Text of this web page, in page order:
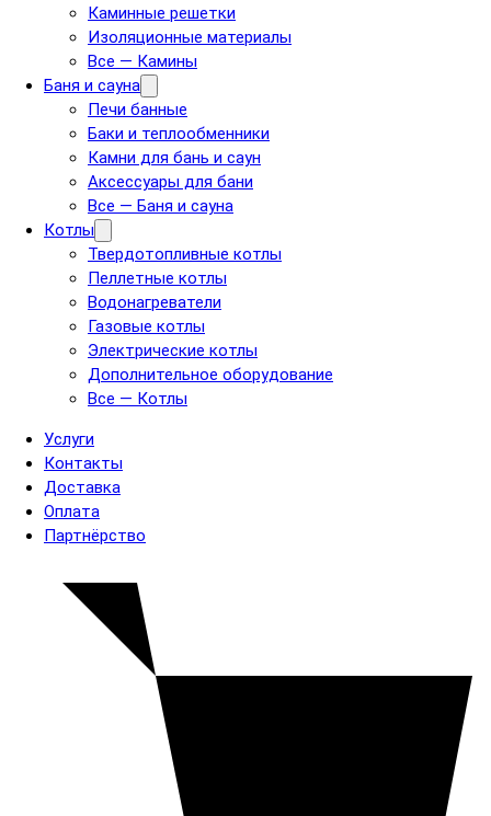
Каминные решетки
Изоляционные материалы
Все — Камины
Баня и сауна
Печи банные
Баки и теплообменники
Камни для бань и саун
Аксессуары для бани
Все — Баня и сауна
Котлы
Твердотопливные котлы
Пеллетные котлы
Водонагреватели
Газовые котлы
Электрические котлы
Дополнительное оборудование
Все — Котлы
Услуги
Контакты
Доставка
Оплата
Партнёрство